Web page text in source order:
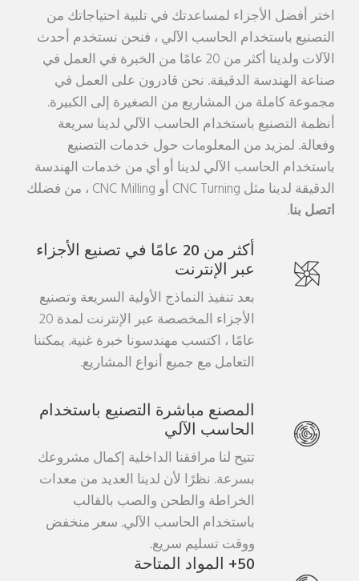
اختر أفضل الأجزاء لمساعدتك في تلبية احتياجاتك من
التصنيع باستخدام الحاسب الآلي ، فنحن نستخدم أحدث
الآلات ولدينا أكثر من 20 عامًا من الخبرة في العمل في
صناعة الهندسة الدقيقة. نحن قادرون على العمل في
مجموعة كاملة من المشاريع من الصغيرة إلى الكبيرة.
أنظمة التصنيع باستخدام الحاسب الآلي لدينا سريعة
وفعالة. لمزيد من المعلومات حول خدمات التصنيع
باستخدام الحاسب الآلي لدينا أو أي من خدمات الهندسة
الدقيقة لدينا مثل CNC Turning أو CNC Milling ، من فضلك
اتصل بنا.
أكثر من 20 عامًا في تصنيع الأجزاء
عبر الإنترنت
بعد تنفيذ النماذج الأولية السريعة وتصنيع
الأجزاء المخصصة عبر الإنترنت لمدة 20
عامًا ، اكتسب مهندسونا خبرة غنية. يمكننا
التعامل مع جميع أنواع المشاريع.
المصنع مباشرة التصنيع باستخدام
الحاسب الآلي
تتيح لنا مرافقنا الداخلية إكمال مشروعك
بسرعة. نظرًا لأن لدينا العديد من معدات
الخراطة والطحن والصب بالقالب
باستخدام الحاسب الآلي. سعر منخفض
ووقت تسليم سريع.
50+ المواد المتاحة